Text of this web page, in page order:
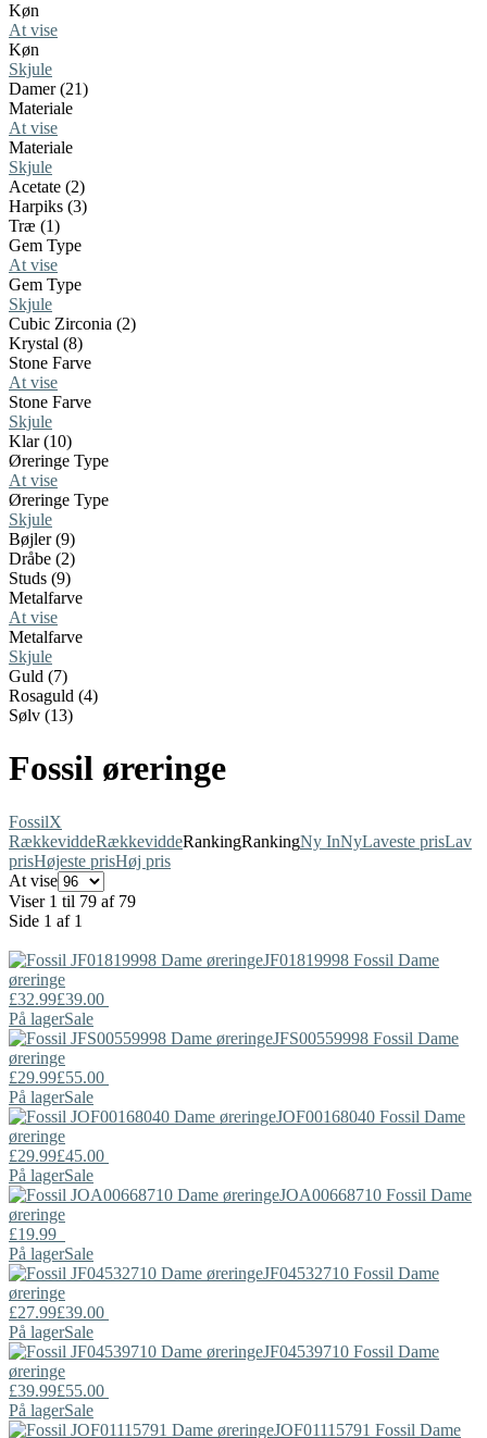
Køn
At vise
Køn
Skjule
Damer (21)
Materiale
At vise
Materiale
Skjule
Acetate (2)
Harpiks (3)
Træ (1)
Gem Type
At vise
Gem Type
Skjule
Cubic Zirconia (2)
Krystal (8)
Stone Farve
At vise
Stone Farve
Skjule
Klar (10)
Øreringe Type
At vise
Øreringe Type
Skjule
Bøjler (9)
Dråbe (2)
Studs (9)
Metalfarve
At vise
Metalfarve
Skjule
Guld (7)
Rosaguld (4)
Sølv (13)
Fossil øreringe
FossilX
RækkeviddeRækkeviddeRankingRankingNy InNyLaveste prisLav
prisHøjeste prisHøj pris
At vise
Viser 1 til 79 af 79
Side 1 af 1
JF01819998 Fossil Dame
øreringe
£32.99£39.00
På lagerSale
JFS00559998 Fossil Dame
øreringe
£29.99£55.00
På lagerSale
JOF00168040 Fossil Dame
øreringe
£29.99£45.00
På lagerSale
JOA00668710 Fossil Dame
øreringe
£19.99
På lagerSale
JF04532710 Fossil Dame
øreringe
£27.99£39.00
På lagerSale
JF04539710 Fossil Dame
øreringe
£39.99£55.00
På lagerSale
JOF01115791 Fossil Dame